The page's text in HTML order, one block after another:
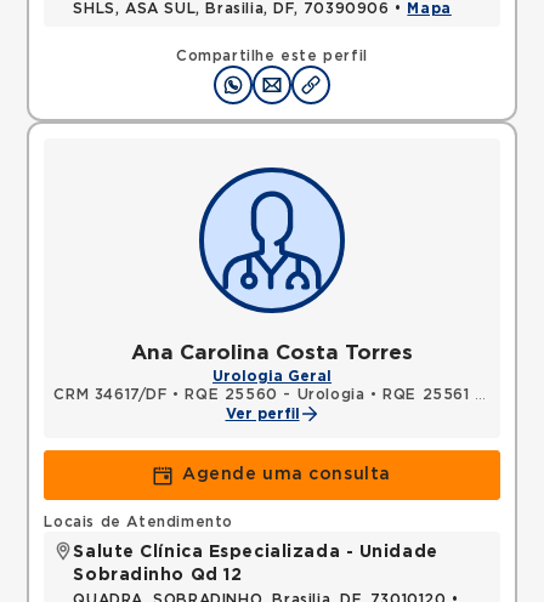
Compartilhe este perfil
SHLS, ASA SUL, Brasilia, DF, 70390906 • Mapa
Ana Carolina Costa Torres
Urologia Geral
CRM 34617/DF • RQE 25560 - Urologia •
RQE 25561 - Cirurgia geral
Ver perfil
Agende uma consulta
Locais de Atendimento
Salute Clínica Especializada - Unidade
Sobradinho Qd 12